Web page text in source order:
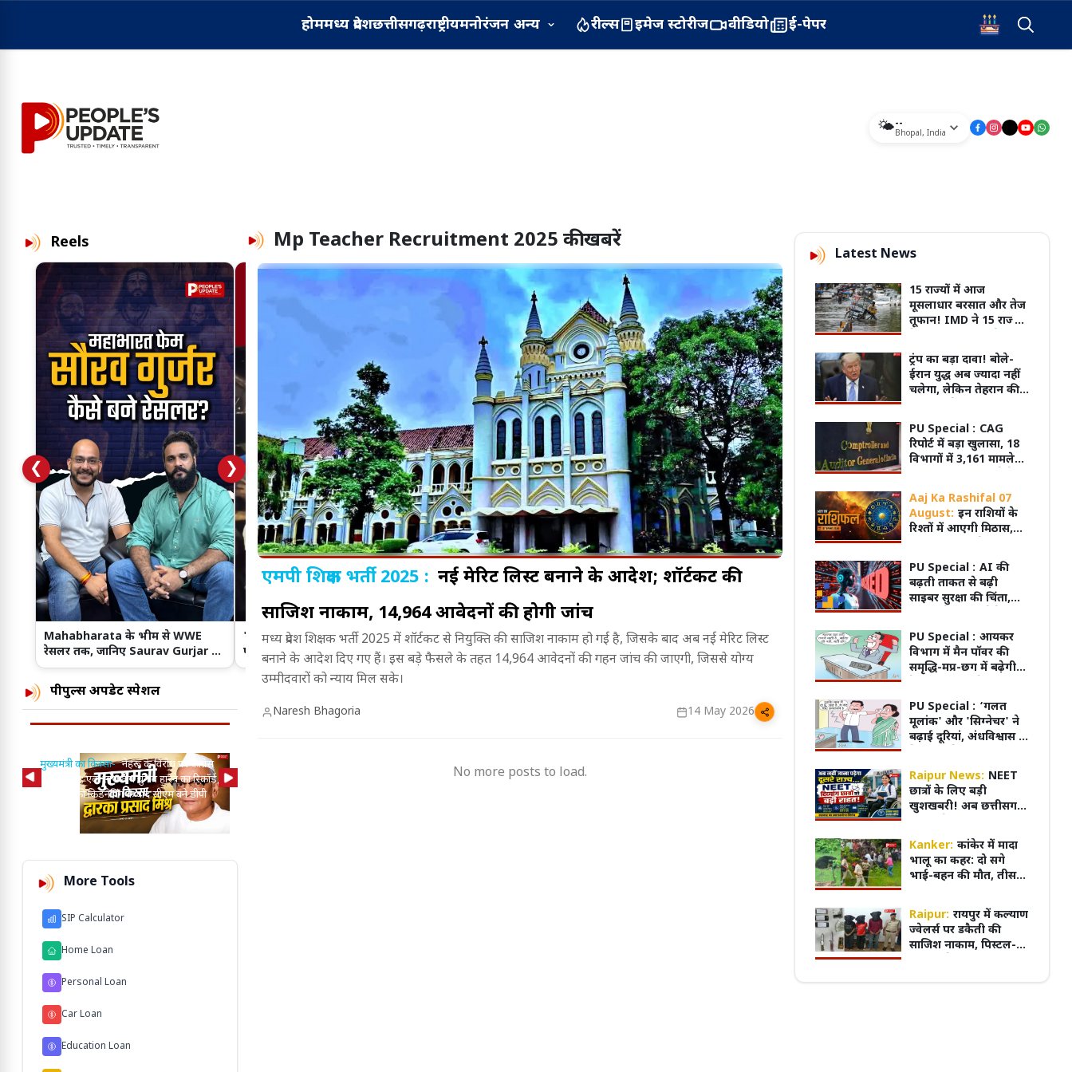
होममध्य प्रदेशछत्तीसगढ़राष्ट्रीयमनोरंजन अन्य रील्स इमेज स्टोरीज वीडियो ई-पेपर
🌤️--
Bhopal, India
Reels
Mahabharata के भीम से WWE
रेसलर तक, जानिए Saurav Gurjar का
दमदार सफर
'दिल ना लिया...' गाने से वायरल हुए 'धूम'
पहुंचे रांची, JPSC-JSSC छात्रों का किया
समर्थन!
पंखे से सुखाया जा रहा लखनऊ-कानपुर
एक्सप्रेसवे, अखिलेश यादव ने शेयर किया
वायरल Video!
MP में मानसून की वापसी, अगले 3 दिन
16 जिलों में भारी बारिश का अलर्ट
इलाज कराने अस्पताल पहुंची महिला के
सिर पर गिरा छत का प्लास्टर, चूरू में बड़ा
हादसा!
❮ ❯
पीपुल्स अपडेट स्पेशल
मुख्यमंत्री का किस्सा- नेहरू के विरोध पर कांग्रेस
से बाहर हुए; एक साथ तीन चुनाव हारने का रिकॉर्ड,
विधायकों की किडनैपिंग के बाद सीएम बने डीपी
2031 तक नर्मदा के हिस्से का पूरा पानी उपयोग
इंडियन ऑर्गन डोनेशन-डे, एक 'हां' बचा सकती है
कई जिंदगियां, मध्यप्रदेश में हजारों मरीज अंगदान
से बाहर हुए; एक साथ तीन चुनाव हारने का
विधायकों की किडनैपिंग के बाद सीएम बने डीपी
मिश्र
More Tools
SIP Calculator
Home Loan
Personal Loan
Car Loan
Education Loan
Mp Teacher Recruitment 2025 की खबरें
एमपी शिक्षक भर्ती 2025 : नई मेरिट लिस्ट बनाने के आदेश; शॉर्टकट की
साजिश नाकाम, 14,964 आवेदनों की होगी जांच
मध्य प्रदेश शिक्षक भर्ती 2025 में शॉर्टकट से नियुक्ति की साजिश नाकाम हो गई है, जिसके बाद अब नई मेरिट लिस्ट
बनाने के आदेश दिए गए हैं। इस बड़े फैसले के तहत 14,964 आवेदनों की गहन जांच की जाएगी, जिससे योग्य
उम्मीदवारों को न्याय मिल सके।
Naresh Bhagoria 14 May 2026
No more posts to load.
Latest News
15 राज्यों में आज
मूसलाधार बरसात और तेज
तूफान! IMD ने 15 राज्यों
ऑरेंज अलर्ट
ट्रंप का बड़ा दावा! बोले-
ईरान युद्ध अब ज्यादा नहीं
चलेगा, लेकिन तेहरान की
की चिंता
PU Special : CAG
रिपोर्ट में बड़ा खुलासा, 18
विभागों में 3,161 मामले
भी अटके
Aaj Ka Rashifal 07
August: इन राशियों के
रिश्तों में आएगी मिठास,
होगी पूरी!
PU Special : AI की
बढ़ती ताकत से बढ़ी
साइबर सुरक्षा की चिंता,
में दूसरे सिस्टम में लगाई
सेंध; तकनीकी गड़बड़ी से
मिली इंटरनेट एक्सेस
PU Special : आयकर
विभाग में मैन पॉवर की
समृद्धि-मप्र-छग में बढ़ेगी
का नया स्टाफ
PU Special : ‘गलत
मूलांक' और 'सिग्नेचर' ने
बढ़ाई दूरियां, अंधविश्वास के
रिश्ते
Raipur News: NEET
छात्रों के लिए बड़ी
खुशखबरी! अब छत्तीसगढ़
सर्टिफिकेट, MBBS
एडमिशन हुआ आसान
Kanker: कांकेर में मादा
भालू का कहर: दो सगे
भाई-बहन की मौत, तीसरी
रही,4 घंटे बाद काबू में
आया भालू
Raipur: रायपुर में कल्याण
ज्वेलर्स पर डकैती की
साजिश नाकाम, पिस्टल-